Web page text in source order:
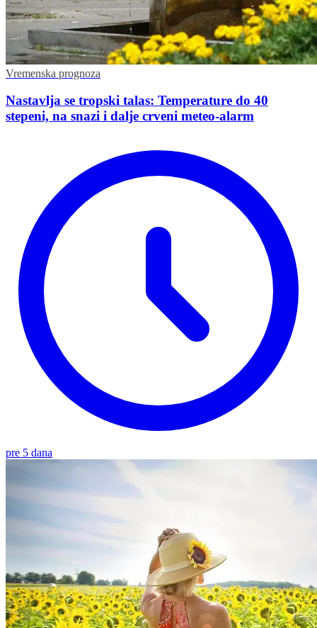
Vremenska prognoza
Nastavlja se tropski talas: Temperature do 40
stepeni, na snazi i dalje crveni meteo-alarm
pre 5 dana